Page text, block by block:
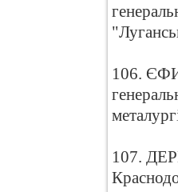
106.
107.